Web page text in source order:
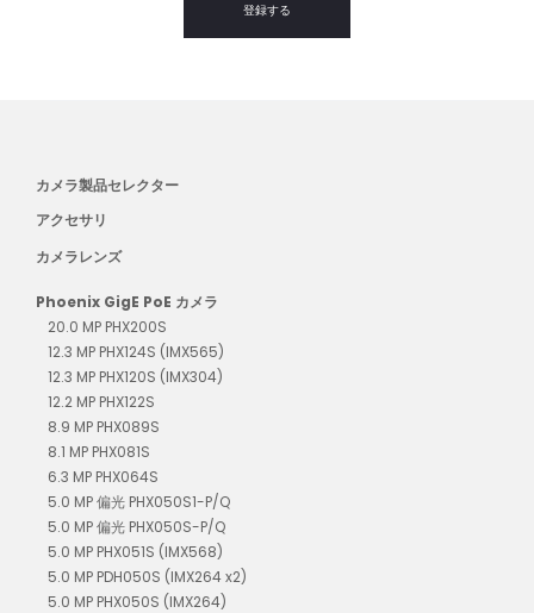
登録する
カメラ製品セレクター
アクセサリ
カメラレンズ
Phoenix GigE PoE カメラ
20.0 MP PHX200S
12.3 MP PHX124S (IMX565)
12.3 MP PHX120S (IMX304)
12.2 MP PHX122S
8.9 MP PHX089S
8.1 MP PHX081S
6.3 MP PHX064S
5.0 MP 偏光 PHX050S1-P/Q
5.0 MP 偏光 PHX050S-P/Q
5.0 MP PHX051S (IMX568)
5.0 MP PDH050S (IMX264 x2)
5.0 MP PHX050S (IMX264)